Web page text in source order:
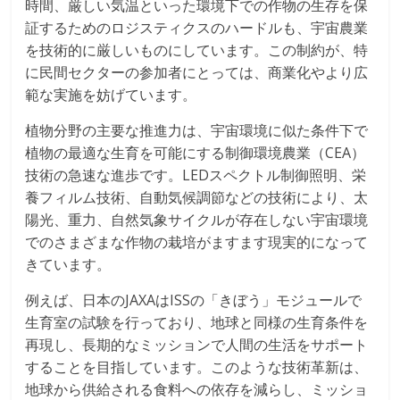
時間、厳しい気温といった環境下での作物の生存を保
証するためのロジスティクスのハードルも、宇宙農業
を技術的に厳しいものにしています。この制約が、特
に民間セクターの参加者にとっては、商業化やより広
範な実施を妨げています。
植物分野の主要な推進力は、宇宙環境に似た条件下で
植物の最適な生育を可能にする制御環境農業（CEA）
技術の急速な進歩です。LEDスペクトル制御照明、栄
養フィルム技術、自動気候調節などの技術により、太
陽光、重力、自然気象サイクルが存在しない宇宙環境
でのさまざまな作物の栽培がますます現実的になって
きています。
例えば、日本のJAXAはISSの「きぼう」モジュールで
生育室の試験を行っており、地球と同様の生育条件を
再現し、長期的なミッションで人間の生活をサポート
することを目指しています。このような技術革新は、
地球から供給される食料への依存を減らし、ミッショ